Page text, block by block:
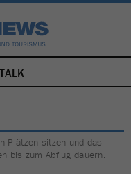
Plätzen sitzen und das
bis zum Abflug dauern.